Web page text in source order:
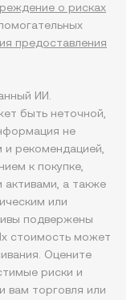
о рисках
предоставления
ИИ.
быть неточной,
не
рекомендацией,
к покупке,
а также
или
подвержены
стоимость может
Оцените
риски и
вам торговля или